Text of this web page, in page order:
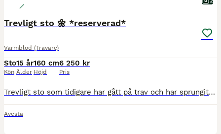
Trevligt sto 🌼 *reserverad*
Varmblod (Travare)
Sto
Kön
15 år
Ålder
160 cm
Höjd
6 250 kr
Pris
Trevligt sto som tidigare har gått på trav och har sprungit in strax över 100.000kr, 13 starter, 4 vinster och 2 andra placeringar. Efter det blev hon avelssto och har fått 3st avkommor, födda -19,
Avesta